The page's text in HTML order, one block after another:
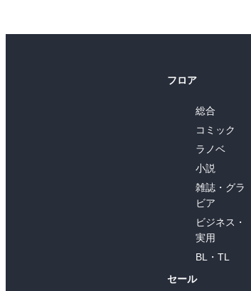
フロア
総合
コミック
ラノベ
小説
雑誌・グラ
ビア
ビジネス・
実用
BL・TL
セール